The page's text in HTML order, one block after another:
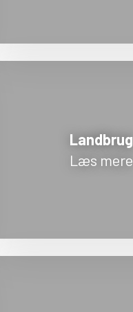
Landbrug
Læs mere